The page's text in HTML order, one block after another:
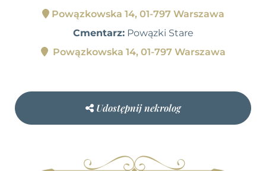
Powązkowska 14, 01-797 Warszawa
Cmentarz:Powązki Stare
Powązkowska 14, 01-797 Warszawa
Udostępnij nekrolog